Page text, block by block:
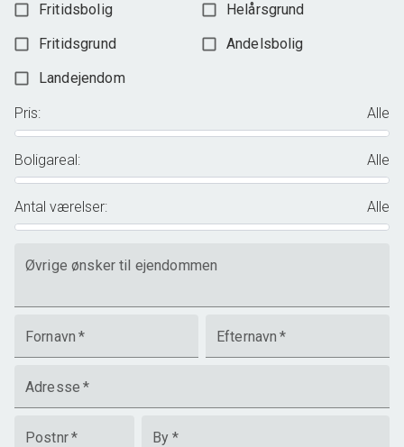
Fritidsbolig
Helårsgrund
Fritidsgrund
Andelsbolig
Landejendom
Pris: Alle
Boligareal: Alle
Antal værelser: Alle
Øvrige ønsker til ejendommen
Fornavn * Efternavn *
Adresse *
Postnr* By *